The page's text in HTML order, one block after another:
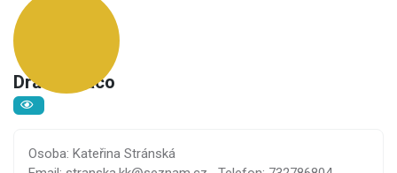
Draco Draco
Osoba: Kateřina Stránská